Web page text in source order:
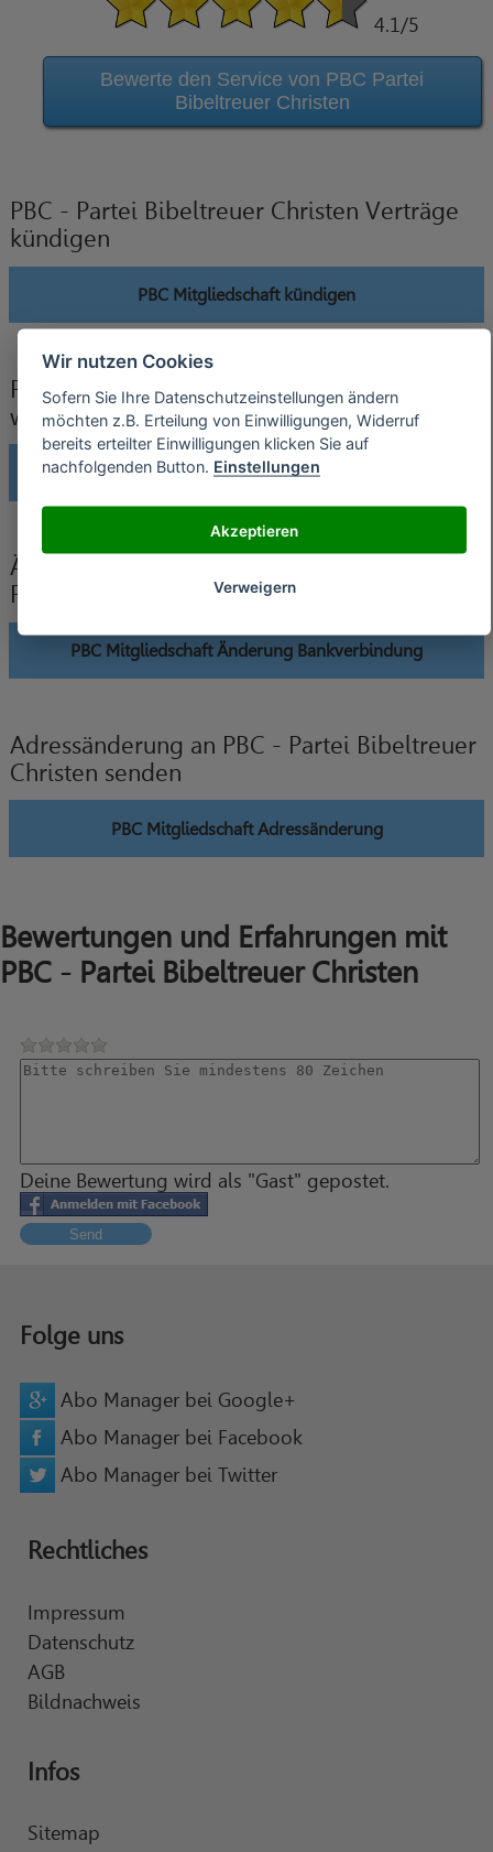
4.1/5
Bewerte den Service von PBC Partei
Bibeltreuer Christen
PBC - Partei Bibeltreuer Christen Verträge
kündigen
PBC Mitgliedschaft kündigen
PBC - Partei Bibeltreuer Christen Verträge
widerrufen
PBC Mitgliedschaft widerrufen
Änderung der Bankverbindung an PBC -
Partei Bibeltreuer Christen senden
PBC Mitgliedschaft Änderung Bankverbindung
Adressänderung an PBC - Partei Bibeltreuer
Christen senden
PBC Mitgliedschaft Adressänderung
Bewertungen und Erfahrungen mit
PBC - Partei Bibeltreuer Christen
Deine Bewertung wird als "Gast" gepostet.
Send
Folge uns
Abo Manager bei Google+
Abo Manager bei Facebook
Abo Manager bei Twitter
Rechtliches
Impressum
Datenschutz
AGB
Bildnachweis
Infos
Sitemap
Wir nutzen Cookies
Sofern Sie Ihre Datenschutzeinstellungen ändern
möchten z.B. Erteilung von Einwilligungen, Widerruf
bereits erteilter Einwilligungen klicken Sie auf
nachfolgenden Button. Einstellungen
Akzeptieren
Verweigern